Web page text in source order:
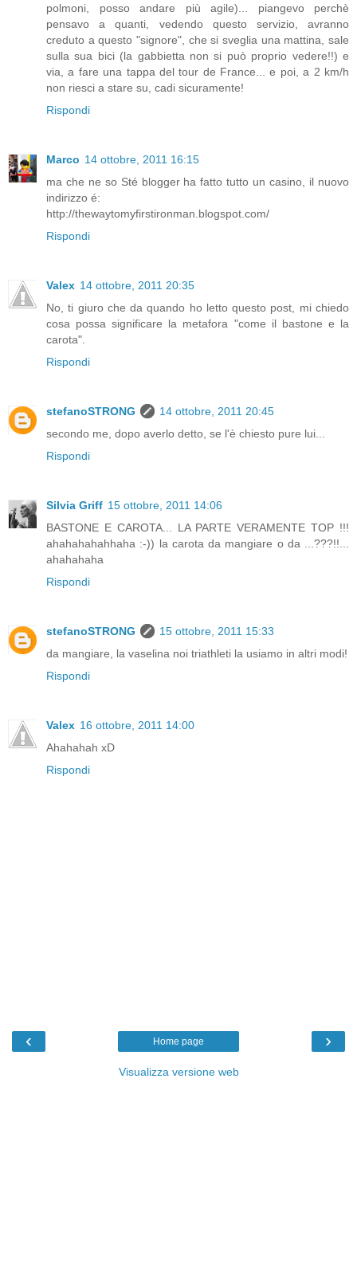
polmoni, posso andare più agile)... piangevo perchè
pensavo a quanti, vedendo questo servizio, avranno
creduto a questo "signore", che si sveglia una mattina, sale
sulla sua bici (la gabbietta non si può proprio vedere!!) e
via, a fare una tappa del tour de France... e poi, a 2 km/h
non riesci a stare su, cadi sicuramente!
Rispondi
Marco 14 ottobre, 2011 16:15
ma che ne so Sté blogger ha fatto tutto un casino, il nuovo
indirizzo é:
http://thewaytomyfirstironman.blogspot.com/
Rispondi
Valex 14 ottobre, 2011 20:35
No, ti giuro che da quando ho letto questo post, mi chiedo
cosa possa significare la metafora "come il bastone e la
carota".
Rispondi
stefanoSTRONG
14 ottobre, 2011 20:45
secondo me, dopo averlo detto, se l'è chiesto pure lui...
Rispondi
Silvia Griff 15 ottobre, 2011 14:06
BASTONE E CAROTA... LA PARTE VERAMENTE TOP !!!
ahahahahahhaha :-)) la carota da mangiare o da ...???!!...
ahahahaha
Rispondi
stefanoSTRONG
15 ottobre, 2011 15:33
da mangiare, la vaselina noi triathleti la usiamo in altri modi!
Rispondi
Valex 16 ottobre, 2011 14:00
Ahahahah xD
Rispondi
‹ ›
Home page
Visualizza versione web